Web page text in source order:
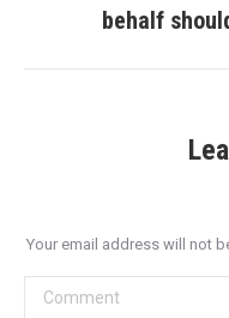
behalf
Your email address will not
Comment